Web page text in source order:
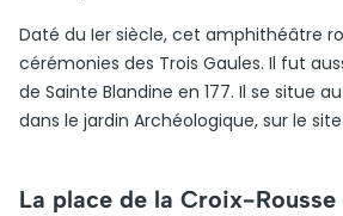
Daté du Ier siècle, cet amphithéâtre
cérémonies des Trois Gaules. Il fut
de Sainte Blandine en 177. Il se situe
dans le jardin Archéologique, sur le
La place de la Croix-Rousse